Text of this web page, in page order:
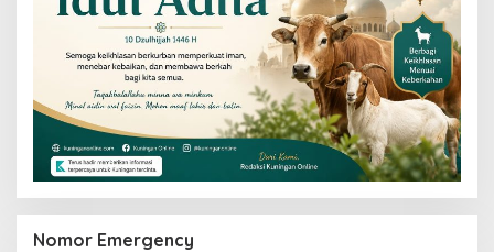
Nomor Emergency